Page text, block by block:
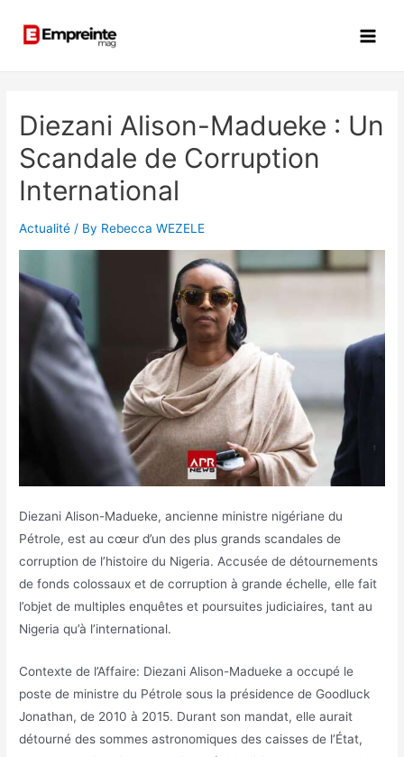
Diezani Alison-Madueke : Un
Scandale de Corruption
International
Actualité / By Rebecca WEZELE
Diezani Alison-Madueke, ancienne ministre nigériane du
Pétrole, est au cœur d’un des plus grands scandales de
corruption de l’histoire du Nigeria. Accusée de détournements
de fonds colossaux et de corruption à grande échelle, elle fait
l’objet de multiples enquêtes et poursuites judiciaires, tant au
Nigeria qu’à l’international.
Contexte de l’Affaire: Diezani Alison-Madueke a occupé le
poste de ministre du Pétrole sous la présidence de Goodluck
Jonathan, de 2010 à 2015. Durant son mandat, elle aurait
détourné des sommes astronomiques des caisses de l’État,